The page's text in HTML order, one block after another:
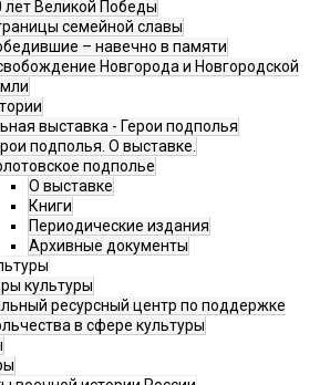
лет Великой Победы
семейной славы
– навечно в памяти
Новгорода и Новгородской
выставка - Герои подполья
подполья. О выставке.
подполье
О выставке
Книги
Периодические издания
Архивные документы
культуры
ресурсный центр по поддержке
в сфере культуры